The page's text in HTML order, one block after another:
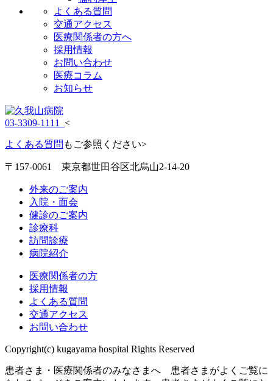
よくある質問
交通アクセス
医療関係者の方へ
採用情報
お問い合わせ
医療コラム
お知らせ
03-3309-1111 <
よくある質問 もご参照ください>
〒157-0061 東京都世田谷区北烏山2-14-20
外来のご案内
入院・面会
健診のご案内
診療科
訪問診療
病院紹介
医療関係者の方
採用情報
よくある質問
交通アクセス
お問い合わせ
Copyright(c) kugayama hospital Rights Reserved
患者さま・医療関係者のみなさまへ 患者さまがよくご覧に